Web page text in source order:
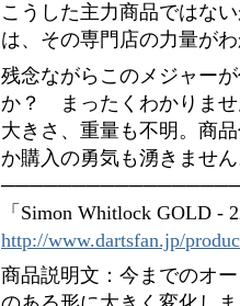
こうした主力商品ではな
は、その専門店の力量が
残念ながらこのメジャー
か？ まったくわかりませ
大きさ、重量も不明。商
か購入の勇気も湧きませ
「Simon Whitlock GOLD -
http://www.dartsfan.jp/
商品説明文：今までのオ